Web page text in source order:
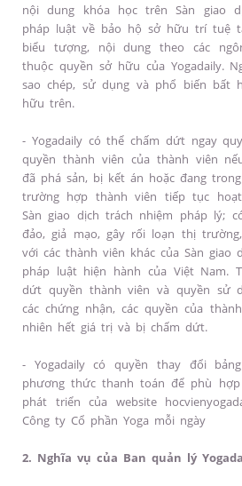
nội dung khóa học trên Sàn giao
pháp luật về bảo hộ sở hữu trí tuệ
biểu tượng, nội dung theo các
thuộc quyền sở hữu của Yogadaily.
sao chép, sử dụng và phổ biến bất
hữu trên.
- Yogadaily có thể chấm dứt ngay
quyền thành viên của thành viên
đã phá sản, bị kết án hoặc đang
trường hợp thành viên tiếp tục
Sàn giao dịch trách nhiệm pháp lý;
đảo, giả mạo, gây rối loạn thị
với các thành viên khác của Sàn giao
pháp luật hiện hành của Việt Nam.
dứt quyền thành viên và quyền sử
các chứng nhận, các quyền của
nhiên hết giá trị và bị chấm dứt.
- Yogadaily có quyền thay đổi
phương thức thanh toán để phù
phát triển của website
Công ty Cổ phần Yoga mỗi ngày
2. Nghĩa vụ của Ban quản lý